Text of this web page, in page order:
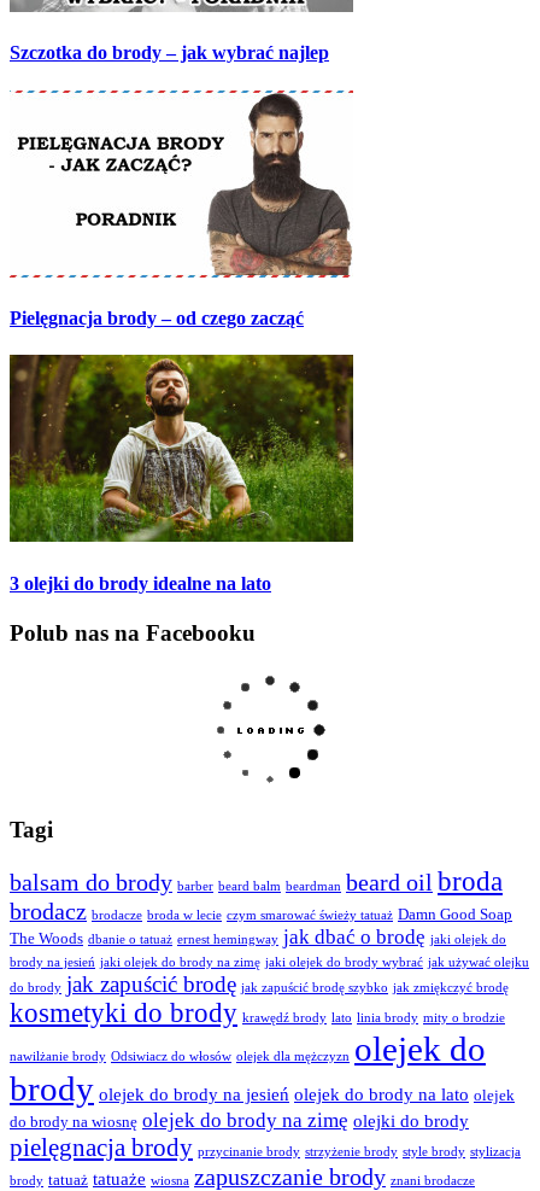
Szczotka do brody – jak wybrać najlep
Pielęgnacja brody – od czego zacząć
3 olejki do brody idealne na lato
Polub nas na Facebooku
Tagi
balsam do brody barber beard balm beardman beard oil broda
brodacz brodacze broda w lecie czym smarować świeży tatuaż Damn Good Soap
The Woods dbanie o tatuaż ernest hemingway jak dbać o brodę jaki olejek do
brody na jesień jaki olejek do brody na zimę jaki olejek do brody wybrać jak używać olejku
do brody jak zapuścić brodę jak zapuścić brodę szybko jak zmiękczyć brodę
kosmetyki do brody krawędź brody lato linia brody mity o brodzie
nawilżanie brody Odsiwiacz do włosów olejek dla mężczyzn olejek do
brody olejek do brody na jesień olejek do brody na lato olejek
do brody na wiosnę olejek do brody na zimę olejki do brody
pielęgnacja brody przycinanie brody strzyżenie brody style brody stylizacja
brody tatuaż tatuaże wiosna zapuszczanie brody znani brodacze